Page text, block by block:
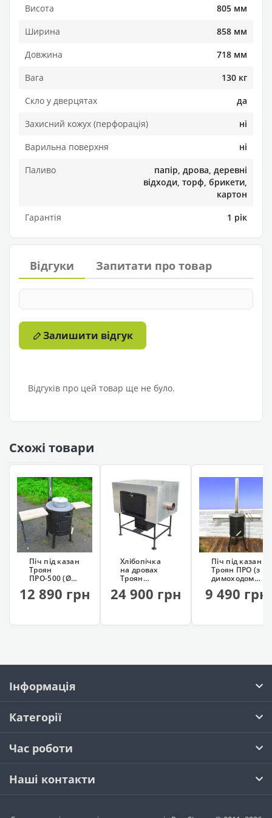
Висота
805 мм
Ширина
858 мм
Довжина
718 мм
Вага
130 кг
Скло у дверцятах
да
Захисний кожух (перфорація)
ні
Варильна поверхня
ні
Паливо
папір, дрова, деревні
відходи, торф, брикети,
картон
Гарантія
1 рік
Відгуки Запитати про товар
Залишити відгук
Відгуків про цей товар ще не було.
Схожі товари
Піч під казан
Троян
ПРО-500 (Ø50
12 890 грн
Хлібопічка
на дровах
Троян
24 900 грн
Піч під казан
Троян ПРО (з
димоходом,
9 490 грн
Інформація
Категорії
Час роботи
Наші контакти